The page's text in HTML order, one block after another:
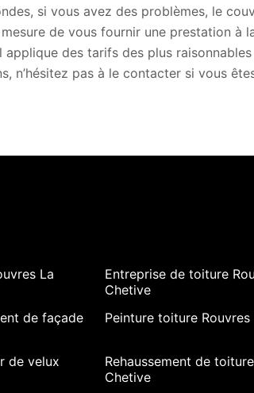
si vous avez des problèmes, le
de vous fournir une prestation à
applique des tarifs des plus
n’hésitez pas à le contacter si vous
La
Entreprise de toiture
Chetive
de façade
Peinture toiture
de velux
Rehaussement de
Chetive